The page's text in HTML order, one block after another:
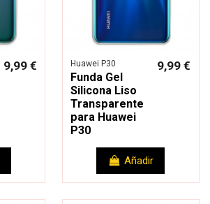
9,99 € Huawei P30
Funda Gel
Silicona Liso
Transparente
para Huawei
P30
9,99 €
Añadir